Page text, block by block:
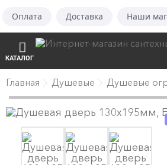
Оплата Доставка Наши
КАТАЛОГ
Главная Душевые Душевые